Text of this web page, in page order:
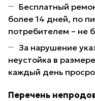
Бесплатный
более 14 дней, по
потребителем – не
За нарушение
неустойка в
каждый день
Перечень